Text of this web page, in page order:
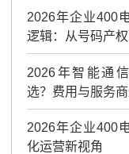
2026年企业400
逻辑：从号码产
2026年智能通
选？费用与服务
2026年企业400
化运营新视角